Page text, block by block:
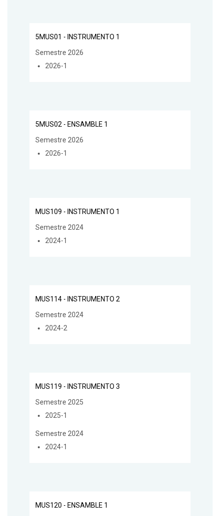
5MUS01 - INSTRUMENTO 1
Semestre 2026
2026-1
5MUS02 - ENSAMBLE 1
Semestre 2026
2026-1
MUS109 - INSTRUMENTO 1
Semestre 2024
2024-1
MUS114 - INSTRUMENTO 2
Semestre 2024
2024-2
MUS119 - INSTRUMENTO 3
Semestre 2025
2025-1
Semestre 2024
2024-1
MUS120 - ENSAMBLE 1